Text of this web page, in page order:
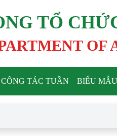
TỔ
OF
TÁC TUẦN BIỂU MẪU